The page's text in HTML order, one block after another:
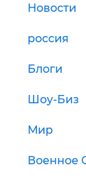
Новости
россия
Блоги
Шоу-Биз
Мир
Военное